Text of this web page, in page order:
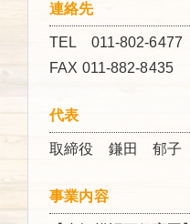
連絡先
TEL 011-802-6477
FAX 011-882-8435
代表
取締役 鎌田 郁子
事業内容